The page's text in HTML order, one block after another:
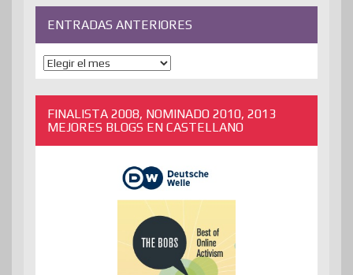
ENTRADAS ANTERIORES
ENTRADAS
ANTERIORES
FINALISTA 2008, NOMINADO 2010, 2013
MEJORES BLOGS EN CASTELLANO